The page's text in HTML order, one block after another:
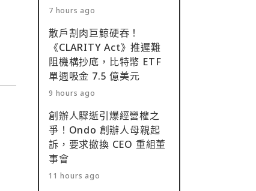
7 hours ago
散戶割肉巨鯨硬吞！
《CLARITY Act》推遲難
阻機構抄底，比特幣 ETF
單週吸金 7.5 億美元
9 hours ago
創辦人驟逝引爆經營權之
爭！Ondo 創辦人母親起
訴，要求撤換 CEO 重組董
事會
11 hours ago